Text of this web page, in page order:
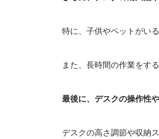
特に、子供やペットがい
また、長時間の作業をす
最後に、デスクの操作性
デスクの高さ調節や収納